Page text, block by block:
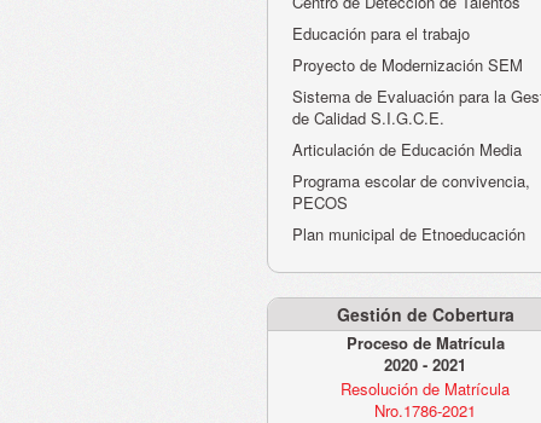
Educación para el trabajo
Proyecto de Modernización SEM
Sistema de Evaluación para la
de Calidad S.I.G.C.E.
Articulación de Educación Media
Programa escolar de convivencia,
PECOS
Plan municipal de Etnoeducación
Gestión de Cobertura
Proceso de Matrícula
2020 - 2021
Resolución de Matrícula
Nro.1786-2021